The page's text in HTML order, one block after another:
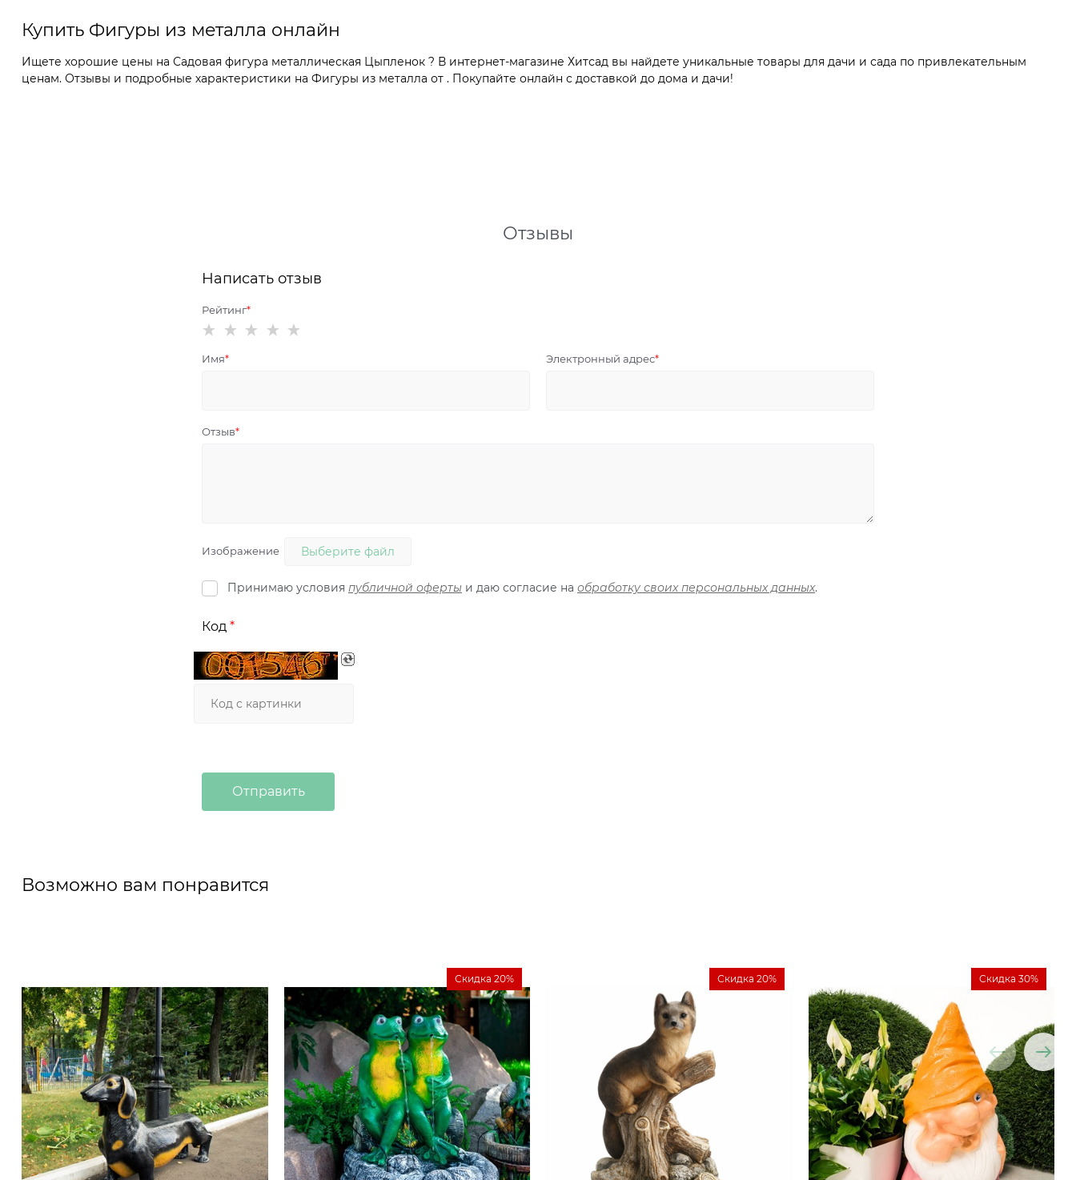
Купить Фигуры из металла онлайн
Ищете хорошие цены на Садовая фигура металлическая Цыпленок ? В интернет-магазине Хитсад вы найдете уникальные товары для дачи и сада по привлекательным
ценам. Отзывы и подробные характеристики на Фигуры из металла от . Покупайте онлайн с доставкой до дома и дачи!
Отзывы
Написать отзыв
Рейтинг
Имя Электронный адрес
Отзыв
Изображение Выберите файл
Принимаю условия публичной оферты и даю согласие на обработку своих персональных данных.
Код
Возможно вам понравится
Скидка 20% Скидка 20% Скидка 30%